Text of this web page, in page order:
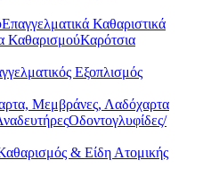
Επαγγελματικά Καθαριστικά
Καρότσια
Εξοπλισμός
Μεμβράνες, Λαδόχαρτα
Οδοντογλυφίδες/
& Είδη Ατομικής